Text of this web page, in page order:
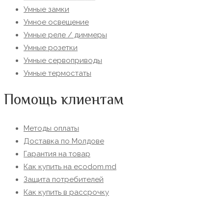
Умные замки
Умное освещение
Умные реле / диммеры
Умные розетки
Умные сервоприводы
Умные термостаты
Помощь клиентам
Методы оплаты
Доставка по Молдове
Гарантия на товар
Как купить на ecodom.md
Защита потребителей
Как купить в рассрочку